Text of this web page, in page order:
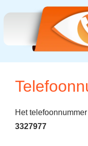
Het
3327977